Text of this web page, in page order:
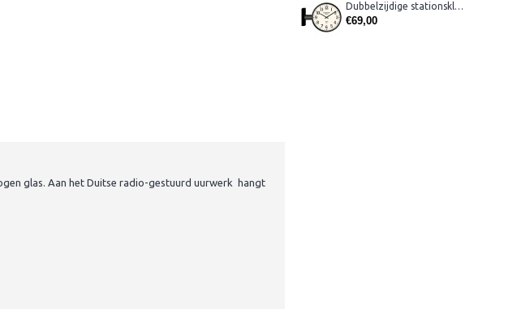
Dubbelzijdige stationsklok metaal 1879
€69,00
glas. Aan het Duitse radio-gestuurd uurwerk hangt